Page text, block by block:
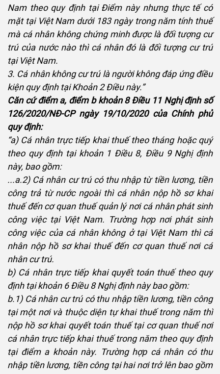
Nam theo quy định tại Điểm này nhưng thực tế có
mặt tại Việt Nam dưới 183 ngày trong năm tính thuế
mà cá nhân không chứng minh được là đối tượng cư
trú của nước nào thì cá nhân đó là đối tượng cư trú
tại Việt Nam.
3. Cá nhân không cư trú là người không đáp ứng điều
kiện quy định tại Khoản 2 Điều này.”
Căn cứ điểm a, điểm b khoản 8 Điều 11 Nghị định số
126/2020/NĐ-CP ngày 19/10/2020 của Chính phủ
quy định:
“a) Cá nhân trực tiếp khai thuế theo tháng hoặc quý
theo quy định tại khoản 1 Điều 8, Điều 9 Nghị định
này, bao gồm:
...a.2) Cá nhân cư trú có thu nhập từ tiền lương, tiền
công trả từ nước ngoài thì cá nhân nộp hồ sơ khai
thuế đến cơ quan thuế quản lý nơi cá nhân phát sinh
công việc tại Việt Nam. Trường hợp nơi phát sinh
công việc của cá nhân không ở tại Việt Nam thì cá
nhân nộp hồ sơ khai thuế đến cơ quan thuế nơi cá
nhân cư trú.
b) Cá nhân trực tiếp khai quyết toán thuế theo quy
định tại khoản 6 Điều 8 Nghị định này bao gồm:
b.1) Cá nhân cư trú có thu nhập tiền lương, tiền công
tại một nơi và thuộc diện tự khai thuế trong năm thì
nộp hồ sơ khai quyết toán thuế tại cơ quan thuế nơi
cá nhân trực tiếp khai thuế trong năm theo quy định
tại điểm a khoản này. Trường hợp cá nhân có thu
nhập tiền lương, tiền công tại hai nơi trở lên bao gồm